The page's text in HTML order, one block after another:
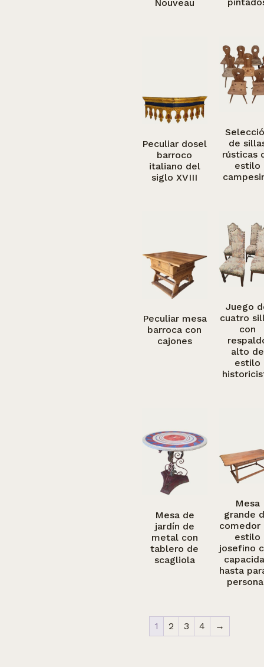
Nouveau
Peculiar dosel
barroco
italiano del
siglo XVIII
de
rústicas
estilo
Peculiar mesa
barroca con
cajones
Juego
cuatro
con
alto de
estilo
Mesa de
jardín de
metal con
tablero de
scagliola
Mesa
grande
comedor
estilo
josefino
hasta
1 2 3 4 →